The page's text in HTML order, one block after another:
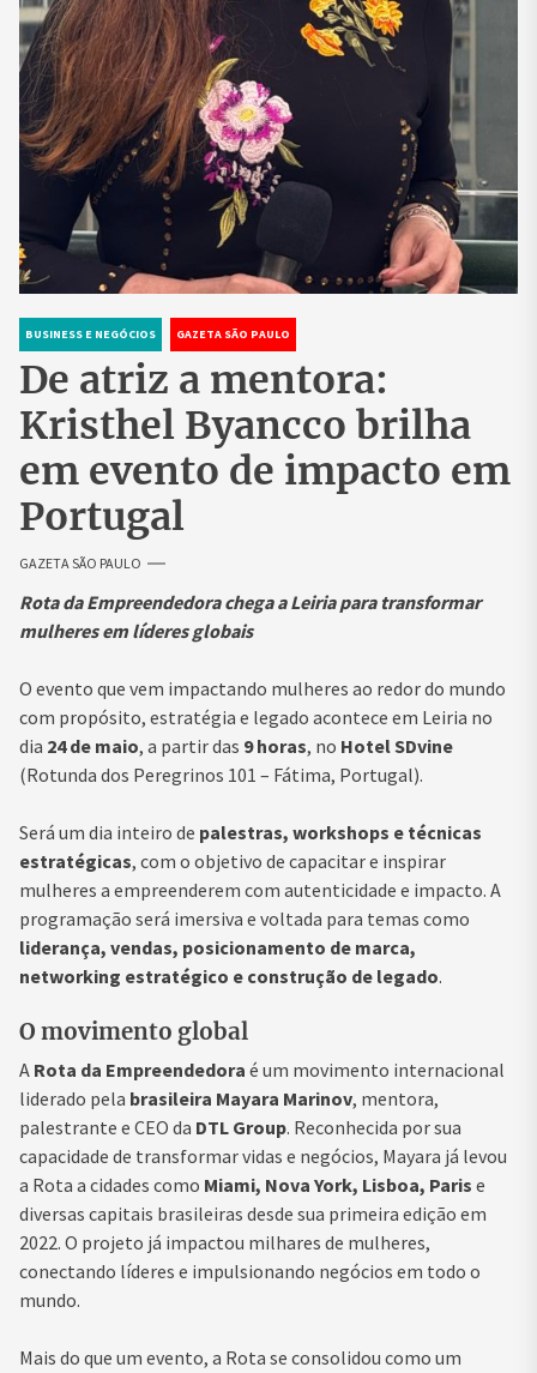
BUSINESS E NEGÓCIOS GAZETA SÃO PAULO
De atriz a mentora:
Kristhel Byancco brilha
em evento de impacto em
Portugal
GAZETA SÃO PAULO
Rota da Empreendedora chega a Leiria para transformar
mulheres em líderes globais
O evento que vem impactando mulheres ao redor do mundo
com propósito, estratégia e legado acontece em Leiria no
dia 24 de maio, a partir das 9 horas, no Hotel SDvine
(Rotunda dos Peregrinos 101 – Fátima, Portugal).
Será um dia inteiro de palestras, workshops e técnicas
estratégicas, com o objetivo de capacitar e inspirar
mulheres a empreenderem com autenticidade e impacto. A
programação será imersiva e voltada para temas como
liderança, vendas, posicionamento de marca,
networking estratégico e construção de legado.
O movimento global
A Rota da Empreendedora é um movimento internacional
liderado pela brasileira Mayara Marinov, mentora,
palestrante e CEO da DTL Group. Reconhecida por sua
capacidade de transformar vidas e negócios, Mayara já levou
a Rota a cidades como Miami, Nova York, Lisboa, Paris e
diversas capitais brasileiras desde sua primeira edição em
2022. O projeto já impactou milhares de mulheres,
conectando líderes e impulsionando negócios em todo o
mundo.
Mais do que um evento, a Rota se consolidou como um